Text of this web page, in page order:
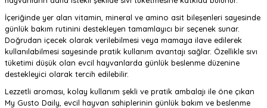
İçeriğinde yer alan vitamin, mineral ve amino asit bileşenleri sayesinde
günlük bakım rutinini destekleyen tamamlayıcı bir seçenek sunar.
Doğrudan içecek olarak verilebilmesi veya mamaya ilave edilerek
kullanılabilmesi sayesinde pratik kullanım avantajı sağlar. Özellikle sıvı
tüketimi düşük olan evcil hayvanlarda günlük beslenme düzenine
destekleyici olarak tercih edilebilir.
Lezzetli aroması, kolay kullanım şekli ve pratik ambalajı ile öne çıkan
My Gusto Daily, evcil hayvan sahiplerinin günlük bakım ve beslenme